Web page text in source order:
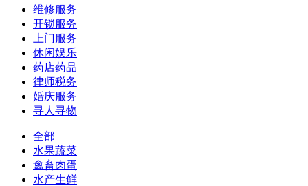
维修服务
开锁服务
上门服务
休闲娱乐
药店药品
律师税务
婚庆服务
寻人寻物
全部
水果蔬菜
禽畜肉蛋
水产生鲜